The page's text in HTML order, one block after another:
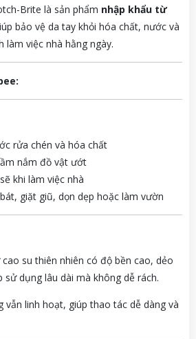
Brite là sản phẩm nhập khẩu từ
bảo vệ da tay khỏi hóa chất, nước và
làm việc nhà hằng ngày.
rửa chén và hóa chất
nắm đồ vật ướt
khi làm việc nhà
giặt giũ, dọn dẹp hoặc làm vườn
su thiên nhiên có độ bền cao, dẻo
sử dụng lâu dài mà không dễ rách.
vẫn linh hoạt, giúp thao tác dễ dàng và